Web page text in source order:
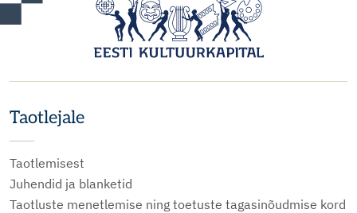
Taotlejale
Taotlemisest
Juhendid ja blanketid
Taotluste menetlemise ning toetuste tagasinõudmise kord